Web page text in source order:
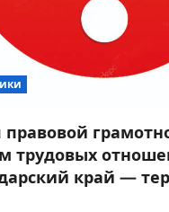
трудовых
край —